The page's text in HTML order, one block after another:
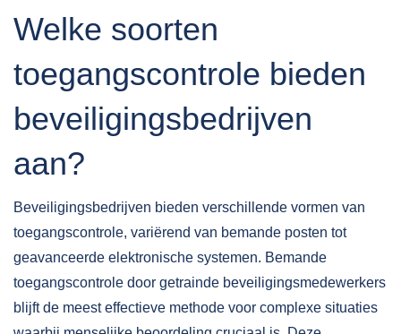
Welke soorten
toegangscontrole bieden
beveiligingsbedrijven
aan?
Beveiligingsbedrijven bieden verschillende vormen van
toegangscontrole, variërend van bemande posten tot
geavanceerde elektronische systemen. Bemande
toegangscontrole door getrainde beveiligingsmedewerkers
blijft de meest effectieve methode voor complexe situaties